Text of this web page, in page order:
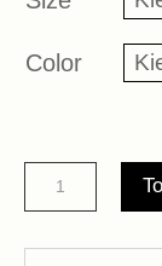
Color
Fluid
drawstring